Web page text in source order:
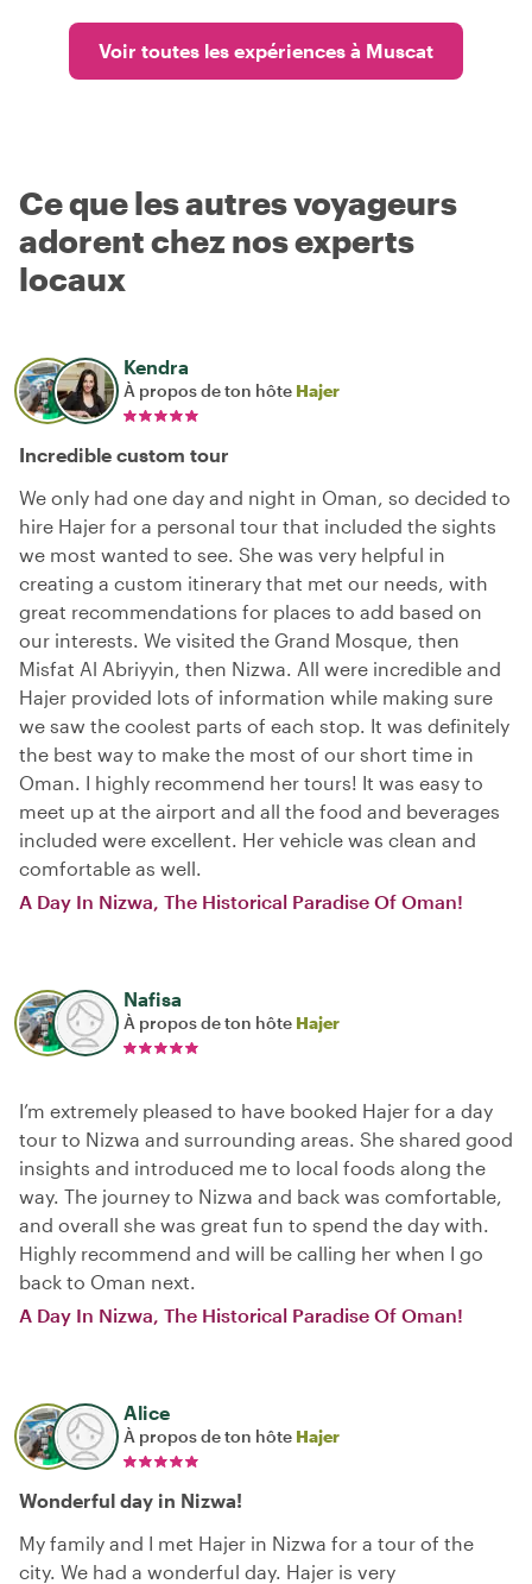
Voir toutes les expériences à Muscat
Ce que les autres voyageurs
adorent chez nos experts
locaux
Kendra
À propos de ton hôte Hajer
Incredible custom tour
We only had one day and night in Oman, so decided to
hire Hajer for a personal tour that included the sights
we most wanted to see. She was very helpful in
creating a custom itinerary that met our needs, with
great recommendations for places to add based on
our interests. We visited the Grand Mosque, then
Misfat Al Abriyyin, then Nizwa. All were incredible and
Hajer provided lots of information while making sure
we saw the coolest parts of each stop. It was definitely
the best way to make the most of our short time in
Oman. I highly recommend her tours! It was easy to
meet up at the airport and all the food and beverages
included were excellent. Her vehicle was clean and
comfortable as well.
A Day In Nizwa, The Historical Paradise Of Oman!
Nafisa
À propos de ton hôte Hajer
I’m extremely pleased to have booked Hajer for a day
tour to Nizwa and surrounding areas. She shared good
insights and introduced me to local foods along the
way. The journey to Nizwa and back was comfortable,
and overall she was great fun to spend the day with.
Highly recommend and will be calling her when I go
back to Oman next.
A Day In Nizwa, The Historical Paradise Of Oman!
Alice
À propos de ton hôte Hajer
Wonderful day in Nizwa!
My family and I met Hajer in Nizwa for a tour of the
city. We had a wonderful day. Hajer is very